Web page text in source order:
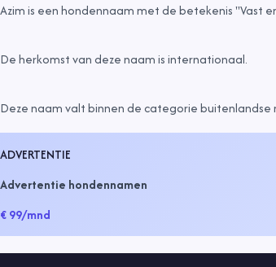
Azim is een hondennaam met de betekenis "Vast
De herkomst van deze naam isinternationaal.
Deze naam valt binnen de categoriebuitenlandse
ADVERTENTIE
Advertentie hondennamen
€ 99/mnd